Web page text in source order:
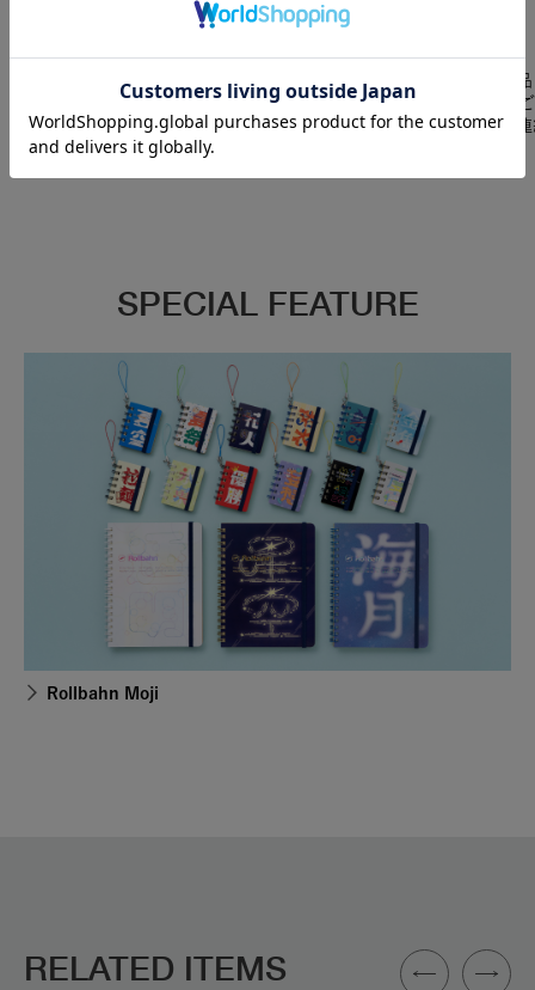
クレジット決済のほか、
PayPay、Amazon Pay、楽天
Pay、キャリア決済などが利用可
能です。
初期不良による商品の返
は、到着より10日以内に
ください。それ以降のご
SPECIAL FEATURE
Rollbahn Moji
RELATED ITEMS